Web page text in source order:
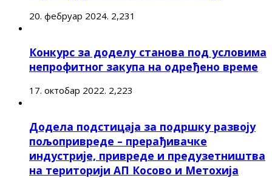
20. фебруар 2024. 2,231
Конкурс за доделу станова под условима
непрофитног закупа на одређено време
17. октобар 2022. 2,223
Додела подстицаја за подршку развоју
пољопривреде – прерађивачке
индустрије, привреде и предузетништва
на територији АП Косово и Метохија